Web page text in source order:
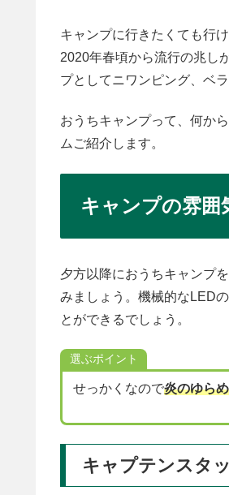
キャンプに行きたくても行
2020年春頃から流行の兆し
プとしてニワンピング、ベ
おうちキャンプって、何か
ムご紹介します。
キャンプの雰囲
夕方以降におうちキャンプ
みましょう。機械的なLED
とができるでしょう。
選ぶポイント
せっかくなので炎のゆら
キャプテンスタ